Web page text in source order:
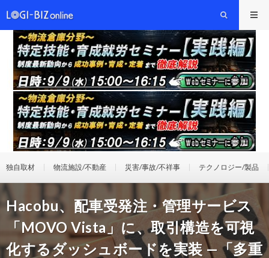
独自取材 物流施設/不動産 災害/事故/不祥事 テクノロジー/製品
Hacobu、配車受発注・管理サービス
「MOVO Vista」に、取引構造を可視
化するダッシュボードを実装 —「多重